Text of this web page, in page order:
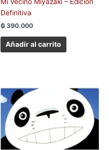
Definitiva
₲ 390.000
Añadir al carrito